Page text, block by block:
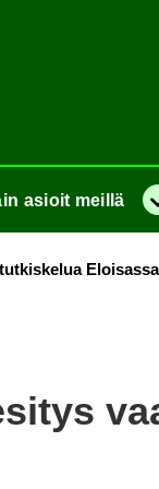
asioit meil­lä
Eloi­sas­sa